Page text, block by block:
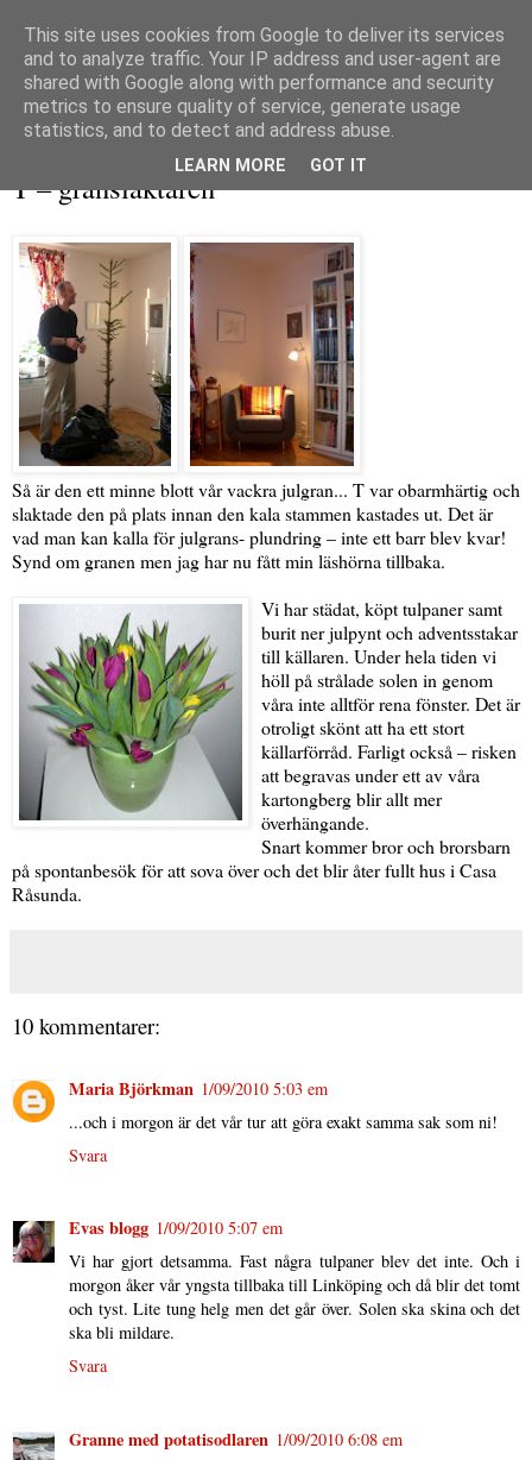
T – granslaktaren
Så är den ett minne blott vår vackra julgran... T var obarmhärtig och
slaktade den på plats innan den kala stammen kastades ut. Det är
vad man kan kalla för julgrans- plundring – inte ett barr blev kvar!
Synd om granen men jag har nu fått min läshörna tillbaka.
Vi har städat, köpt tulpaner samt
burit ner julpynt och adventsstakar
till källaren. Under hela tiden vi
höll på strålade solen in genom
våra inte alltför rena fönster. Det är
otroligt skönt att ha ett stort
källarförråd. Farligt också – risken
att begravas under ett av våra
kartongberg blir allt mer
överhängande.
Snart kommer bror och brorsbarn
på spontanbesök för att sova över och det blir åter fullt hus i Casa
Råsunda.
10 kommentarer:
Maria Björkman 1/09/2010 5:03 em
...och i morgon är det vår tur att göra exakt samma sak som ni!
Svara
Evas blogg 1/09/2010 5:07 em
Vi har gjort detsamma. Fast några tulpaner blev det inte. Och i
morgon åker vår yngsta tillbaka till Linköping och då blir det tomt
och tyst. Lite tung helg men det går över. Solen ska skina och det
ska bli mildare.
Svara
Granne med potatisodlaren 1/09/2010 6:08 em
This site uses cookies from Google to deliver its services
and to analyze traffic. Your IP address and user-agent are
shared with Google along with performance and security
metrics to ensure quality of service, generate usage
statistics, and to detect and address abuse.
LEARN MORE GOT IT